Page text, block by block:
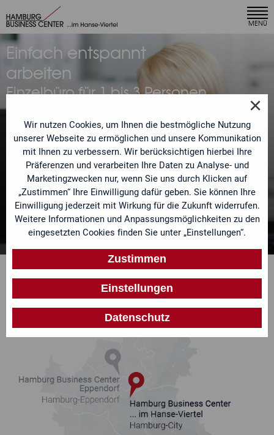
Einfach entspannt
arbeiten
Einzelbüro für 1 bis 3 Personen
Voll möbliert und sofort
bezugsfertig
Jetzt individuelles Angebot
anfordern
MENÜ
×
Ihr Angebot anfordern
Unser Team bearbeitet Ihre Anfrage umgehend und
meldet sich mit einem individuellen Angebot bei Ihnen.
Sie möchten ein speziell auf Ihre Bedürfnisse
uns einfach Ihre Anforderungen mit.
Anrede
Name
Telefon
×
Wir nutzen Cookies, um Ihnen die bestmögliche Nutzung
unserer Webseite zu ermöglichen und unsere Kommunikation
mit Ihnen zu verbessern. Wir berücksichtigen hierbei Ihre
Präferenzen und verarbeiten Ihre Daten zu Analyse- und
Marketingzwecken nur, wenn Sie uns durch Klicken auf
„Zustimmen“ Ihre Einwilligung dafür geben. Sie können Ihre
Einwilligung jederzeit mit Wirkung für die Zukunft widerrufen.
Weitere Informationen und Anpassungsmöglichkeiten zu den
eingesetzten Cookies finden Sie unter „Einstellungen“.
Zustimmen
Einstellungen
Datenschutz